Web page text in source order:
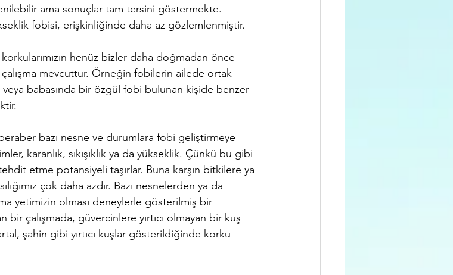
ama sonuçlar tam tersini göstermekte.
fobisi, erişkinliğinde daha az gözlemlenmiştir.
henüz bizler daha doğmadan önce
mevcuttur. Örneğin fobilerin ailede ortak
babasında bir özgül fobi bulunan kişide benzer
bazı nesne ve durumlara fobi geliştirmeye
karanlık, sıkışıklık ya da yükseklik. Çünkü bu gibi
etme potansiyeli taşırlar. Buna karşın bitkilere ya
çok daha azdır. Bazı nesnelerden ya da
yetimizin olması deneylerle gösterilmiş bir
çalışmada, güvercinlere yırtıcı olmayan bir kuş
şahin gibi yırtıcı kuşlar gösterildiğinde korku